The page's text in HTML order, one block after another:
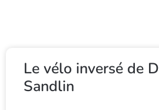
Le vélo inversé de
Sandlin